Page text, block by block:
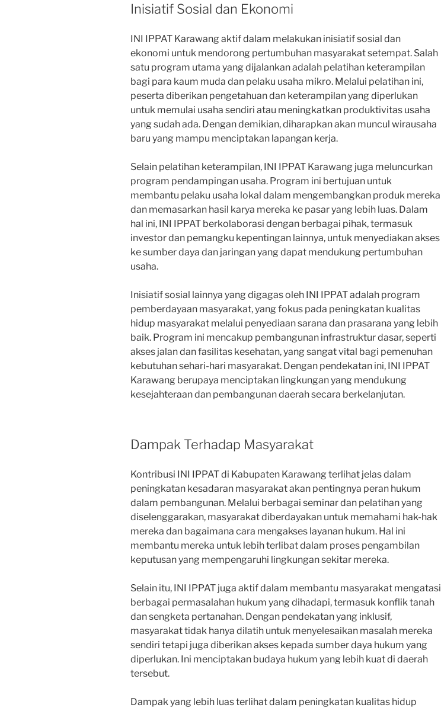
Inisiatif Sosial dan Ekonomi
INI IPPAT Karawang aktif dalam melakukan inisiatif sosial dan
ekonomi untuk mendorong pertumbuhan masyarakat setempat. Salah
satu program utama yang dijalankan adalah pelatihan keterampilan
bagi para kaum muda dan pelaku usaha mikro. Melalui pelatihan ini,
peserta diberikan pengetahuan dan keterampilan yang diperlukan
untuk memulai usaha sendiri atau meningkatkan produktivitas usaha
yang sudah ada. Dengan demikian, diharapkan akan muncul wirausaha
baru yang mampu menciptakan lapangan kerja.
Selain pelatihan keterampilan, INI IPPAT Karawang juga meluncurkan
program pendampingan usaha. Program ini bertujuan untuk
membantu pelaku usaha lokal dalam mengembangkan produk mereka
dan memasarkan hasil karya mereka ke pasar yang lebih luas. Dalam
hal ini, INI IPPAT berkolaborasi dengan berbagai pihak, termasuk
investor dan pemangku kepentingan lainnya, untuk menyediakan akses
ke sumber daya dan jaringan yang dapat mendukung pertumbuhan
usaha.
Inisiatif sosial lainnya yang digagas oleh INI IPPAT adalah program
pemberdayaan masyarakat, yang fokus pada peningkatan kualitas
hidup masyarakat melalui penyediaan sarana dan prasarana yang lebih
baik. Program ini mencakup pembangunan infrastruktur dasar, seperti
akses jalan dan fasilitas kesehatan, yang sangat vital bagi pemenuhan
kebutuhan sehari-hari masyarakat. Dengan pendekatan ini, INI IPPAT
Karawang berupaya menciptakan lingkungan yang mendukung
kesejahteraan dan pembangunan daerah secara berkelanjutan.
Dampak Terhadap Masyarakat
Kontribusi INI IPPAT di Kabupaten Karawang terlihat jelas dalam
peningkatan kesadaran masyarakat akan pentingnya peran hukum
dalam pembangunan. Melalui berbagai seminar dan pelatihan yang
diselenggarakan, masyarakat diberdayakan untuk memahami hak-hak
mereka dan bagaimana cara mengakses layanan hukum. Hal ini
membantu mereka untuk lebih terlibat dalam proses pengambilan
keputusan yang mempengaruhi lingkungan sekitar mereka.
Selain itu, INI IPPAT juga aktif dalam membantu masyarakat mengatasi
berbagai permasalahan hukum yang dihadapi, termasuk konflik tanah
dan sengketa pertanahan. Dengan pendekatan yang inklusif,
masyarakat tidak hanya dilatih untuk menyelesaikan masalah mereka
sendiri tetapi juga diberikan akses kepada sumber daya hukum yang
diperlukan. Ini menciptakan budaya hukum yang lebih kuat di daerah
tersebut.
Dampak yang lebih luas terlihat dalam peningkatan kualitas hidup